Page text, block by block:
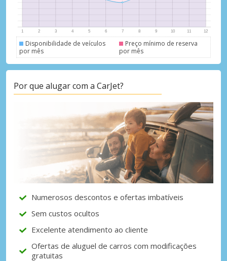
Disponibilidade de veículos
por mês
Preço mínimo de reserva
por mês
Por que alugar com a CarJet?
Numerosos descontos e ofertas imbatíveis
Sem custos ocultos
Excelente atendimento ao cliente
Ofertas de aluguel de carros com modificações
gratuitas
Iniciar sessão com eLink